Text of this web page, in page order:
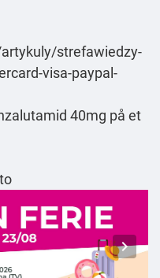
strefawiedzy-
visa-paypal-
40mg på et